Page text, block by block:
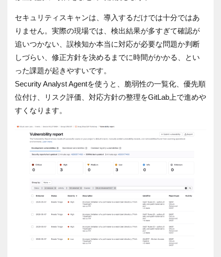
セキュリティスキャンは、導入するだけでは十分ではあ
りません。実際の現場では、検出結果が多すぎて確認が
追いつかない、誤検知か本当に対応が必要な問題か判断
しづらい、修正方針を決めるまでに時間がかかる、とい
った課題が起きやすいです。
Security Analyst Agentを使うと、脆弱性の一覧化、優先順
位付け、リスク評価、対応方針の整理をGitLab上で進めや
すくなります。